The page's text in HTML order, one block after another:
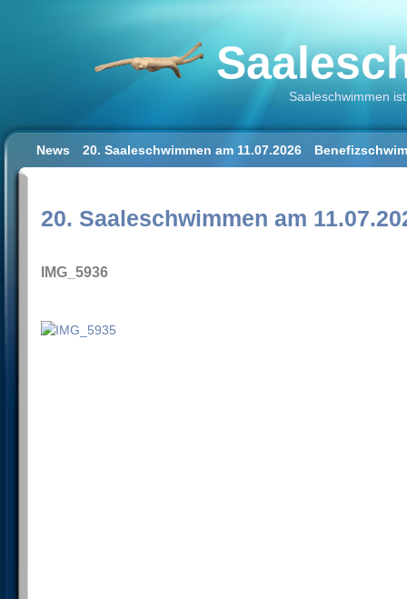
Saaleschwimmen
News 20. Saaleschwimmen am 11.07.2026
20. Saaleschwimmen am
IMG_5936